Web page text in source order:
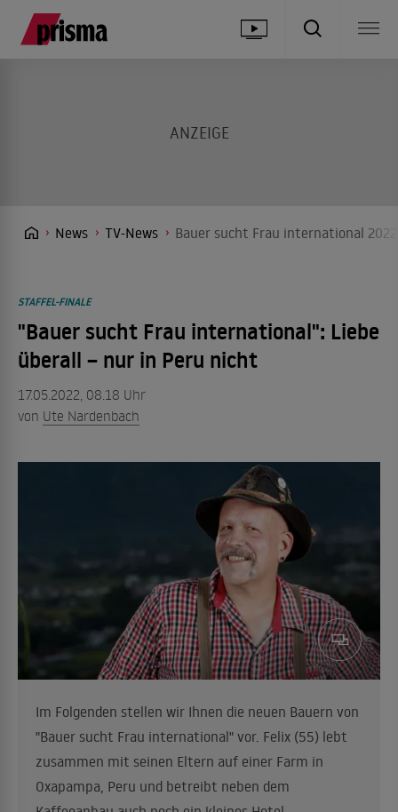
News TV-News Bauer sucht Frau international
STAFFEL-FINALE
"Bauer sucht Frau international": Liebe
überall – nur in Peru nicht
17.05.2022, 08.18 Uhr
von Ute Nardenbach
Im Folgenden stellen wir Ihnen die neuen Bauern von
"Bauer sucht Frau international" vor. Felix (55) lebt
zusammen mit seinen Eltern auf einer Farm in
Oxapampa, Peru und betreibt neben dem